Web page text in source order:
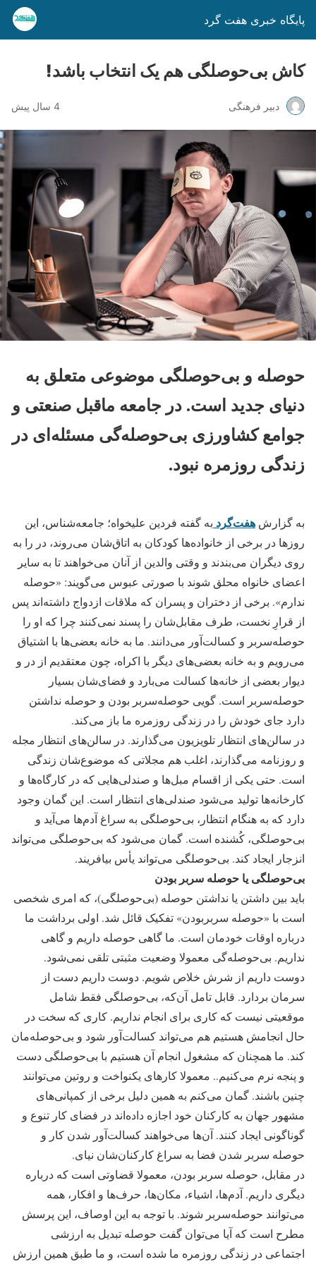
پایگاه خبری هفت گرد
کاش بی‌حوصلگی هم یک انتخاب باشد!
دبیر فرهنگی 4 سال پیش
حوصله و بی‌حوصلگی موضوعی متعلق به
دنیای جدید است. در جامعه ماقبل صنعتی و
جوامع کشاورزی بی‌حوصله‌گی مسئله‌ای در
زندگی روزمره نبود.
به گزارش هفت‌گرد به گفته فردین علیخواه؛ جامعه‌شناس، این
روز‌ها در برخی از خانواده‌ها کودکان به اتاق‌شان ‌می‌روند، در را به
روی دیگران می‌بندند و وقتی والدین از آنان می‌خواهند تا به سایر
اعضای خانواه محلق شوند با صورتی عبوس می‌گویند: «حوصله
ندارم». برخی از دختران و پسران که ملاقات ازدواج داشته‌اند پس
از قرارِ نخست، طرف مقابل‌شان را پسند نمی‌کنند چرا که او را
حوصله‌سربر و کسالت‌آور می‌دانند. ما به خانه بعضی‌ها با اشتیاق
می‌رویم و به خانه بعضی‌های دیگر با اکراه، چون معتقدیم از در و
دیوار بعضی از خانه‌ها کسالت می‌بارد و فضای‌شان بسیار
حوصله‌سربر است. گویی حوصله‌سر‌بر بودن و حوصله نداشتن
دارد جای خودش را در زندگی روزمره ما باز می‌کند.
در سالن‌های انتظار تلویزیون می‌گذارند. در سالن‌های انتظار مجله
و روزنامه می‌گذارند، اغلب هم مجلاتی که موضوع‌شان زندگی
است. حتی یکی از اقسام مبل‌ها و صندلی‌هایی که در کارگاه‌ها و
کارخانه‌ها تولید می‌شود صندلی‌های انتظار است. این گمان وجود
دارد که به هنگام انتظار، بی‌حوصلگی به سراغ آدم‌ها می‌آید و
بی‌حوصلگی، کُشنده است. گمان می‌شود که بی‌حوصلگی می‌تواند
انزجار ایجاد کند. بی‌حوصلگی می‌تواند یأس بیافریند.
بی‌حوصلگی یا حوصله سربر بودن
باید بین داشتن یا نداشتن حوصله (بی‌حوصلگی)، که امری شخصی
است با «حوصله سربربودن» تفکیک قائل شد. اولی برداشت ما
درباره اوقات خودمان است. ما گاهی حوصله داریم و گاهی
نداریم. بی‌حوصله‌گی معمولا وضعیت مثبتی تلقی نمی‌شود.
دوست داریم از شرش خلاص شویم. دوست داریم دست از
سرمان بردارد. قابل تامل آن‌که، بی‌حوصلگی فقط شامل
موقعیتی نیست که کاری برای انجام نداریم. کاری که سخت در
حال انجامش هستیم هم می‌تواند کسالت‌آور شود و بی‌حوصله‌مان
کند. ما همچنان که مشغول انجام آن هستیم با بی‌حوصلگی دست
و پنجه نرم می‌کنیم.. معمولا کار‌های یکنواخت و روتین می‌توانند
چنین باشند. گمان می‌کنم به همین دلیل برخی از کمپانی‌های
مشهور جهان به کارکنان خود اجازه داده‌اند در فضای کار تنوع و
گوناگونی ایجاد کنند. آن‌ها می‌خواهند کسالت‌آور شدن کار و
حوصله سربر شدن فضا به سراغ کارکنان‌شان نیای.
در مقابل، حوصله سربر بودن، معمولا قضاوتی است که درباره
دیگری داریم. آدم‌ها، اشیاء، مکان‌ها، حرف‌ها و افکار، همه
می‌توانند حوصله‌سربر شوند. با توجه به این اوصاف، این پرسش
مطرح است که آیا می‌توان گفت حوصله تبدیل به ارزشی
اجتماعی در زندگی روزمره ما شده است، و ما طبق همین ارزش